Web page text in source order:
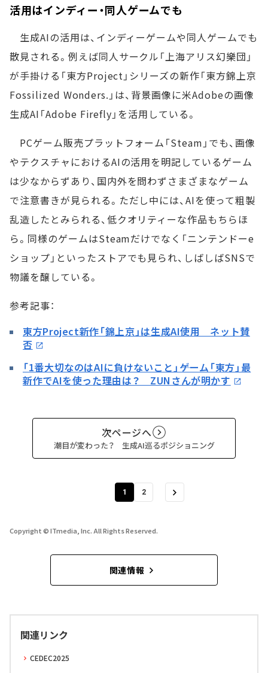
活用はインディー・同人ゲームでも
生成AIの活用は、インディーゲームや同人ゲームでも
散見される。例えば同人サークル「上海アリス幻樂団」
が手掛ける「東方Project」シリーズの新作「東方錦上京
Fossilized Wonders.」は、背景画像に米Adobeの画像
生成AI「Adobe Firefly」を活用している。
PCゲーム販売プラットフォーム「Steam」でも、画像
やテクスチャにおけるAIの活用を明記しているゲーム
は少なからずあり、国内外を問わずさまざまなゲーム
で注意書きが見られる。ただし中には、AIを使って粗製
乱造したとみられる、低クオリティーな作品もちらほ
ら。同様のゲームはSteamだけでなく「ニンテンドーe
ショップ」といったストアでも見られ、しばしばSNSで
物議を醸している。
参考記事：
東方Project新作「錦上京」は生成AI使用 ネット賛
否
「1番大切なのはAIに負けないこと」――ゲーム「東方」最
新作でAIを使った理由は？ ZUNさんが明かす
次ページへ
潮目が変わった？ 生成AI巡るポジショニング
1 2
Copyright © ITmedia, Inc. All Rights Reserved.
関連情報
関連リンク
CEDEC2025